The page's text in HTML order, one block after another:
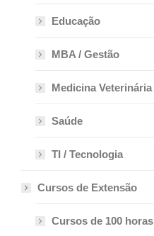
Educação
MBA / Gestão
Medicina Veterinária
Saúde
TI / Tecnologia
Cursos de Extensão
Cursos de 100 horas